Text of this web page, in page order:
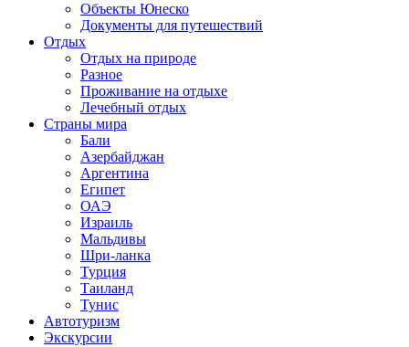
Объекты Юнеско
Документы для путешествий
Отдых
Отдых на природе
Разное
Проживание на отдыхе
Лечебный отдых
Страны мира
Бали
Азербайджан
Аргентина
Египет
ОАЭ
Израиль
Мальдивы
Шри-ланка
Турция
Таиланд
Тунис
Автотуризм
Экскурсии